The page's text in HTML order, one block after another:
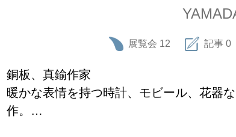
展覧会 12 記事 0
銅板、真鍮作家
暖かな表情を持つ時計、モビール、花器
作。
かわいいだけではないユニークなアイデ